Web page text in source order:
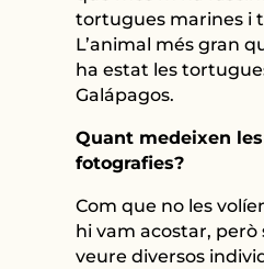
tortugues marines i
L’animal més gran
ha estat les
Galápagos.
Quant medeixen
fotografies?
Com que no les
hi vam acostar,
veure diversos